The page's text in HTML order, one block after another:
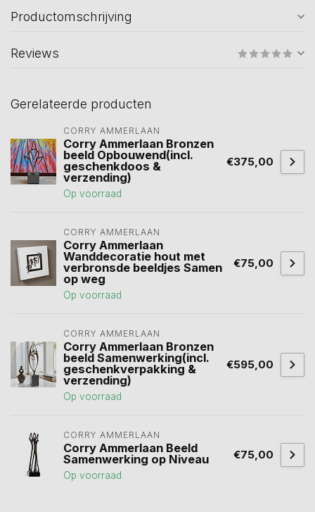
Productomschrijving
Reviews
Gerelateerde producten
CORRY AMMERLAAN
Corry Ammerlaan Bronzen
beeld Opbouwend(incl.
geschenkdoos &
verzending)
Op voorraad
€375,00
CORRY AMMERLAAN
Corry Ammerlaan
Wanddecoratie hout met
verbronsde beeldjes Samen
op weg
Op voorraad
€75,00
CORRY AMMERLAAN
Corry Ammerlaan Bronzen
beeld Samenwerking(incl.
geschenkverpakking &
verzending)
Op voorraad
€595,00
CORRY AMMERLAAN
Corry Ammerlaan Beeld
Samenwerking op Niveau
Op voorraad
€75,00